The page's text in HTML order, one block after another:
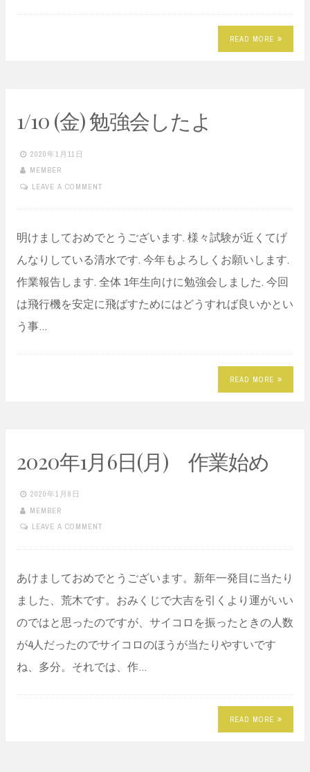
READ MORE
1/10 (金) 勉強会したよ
2020年1月11日
MEMBER
LEAVE A COMMENT
明けましておめでとうございます. 様々試験が近くてげ
んなりしている清水です. 今年もよろしくお願いします.
作業報告します. 全体 1年生向けに勉強会しました. 今回
は飛行機を安定に飛ばすためにはどうすれば良いかとい
う事…
READ MORE
2020年1月6日(月) 作業始め
2020年1月8日
MEMBER
LEAVE A COMMENT
あけましておめでとうございます。新年一発目に当たり
ました、荒木です。おみくじで大吉を引くより運がいい
のではと思ったのですが、サイコロを振ったときの人数
が4人だったのでサイコロのほうが当たりやすいです
ね、多分。それでは、作…
READ MORE